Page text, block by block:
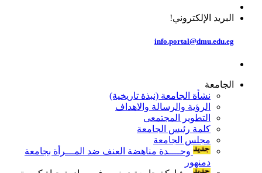
البريد الإلكتروني!
info.portal@dmu.edu.eg
الجامعة
نشأة الجامعة (نبذة تاريخية)
الرؤية والرسالة والاهداف
التطوير المجتمعى
كلمة رئيس الجامعة
مجلس الجامعة
وحــــدة مناهضة العنف ضد المـــرأة بجامعة
دمنهور